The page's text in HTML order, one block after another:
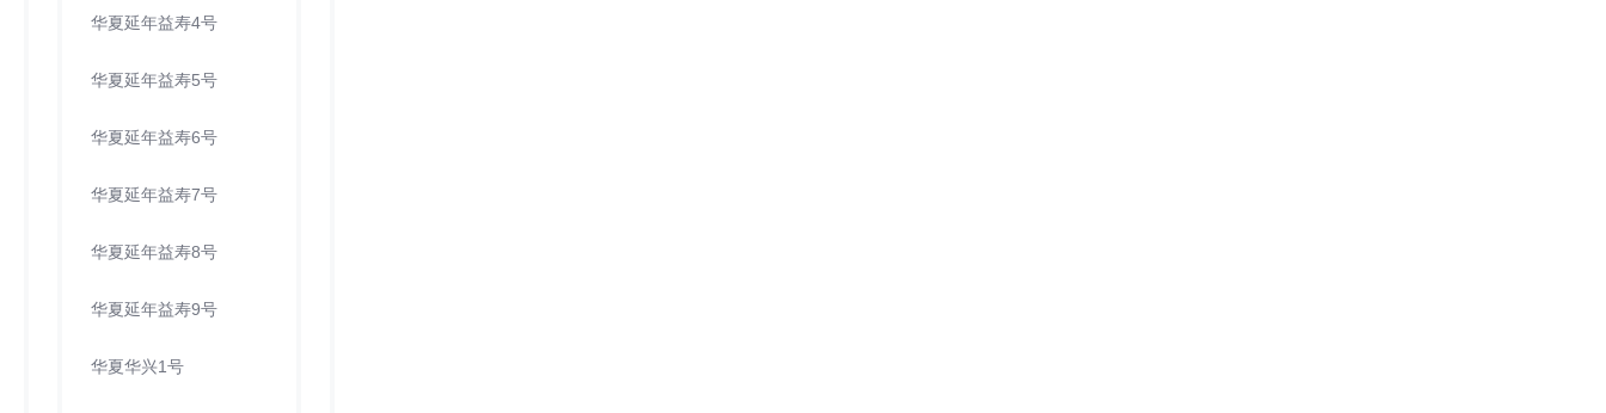
华夏延年益寿4号
华夏延年益寿5号
华夏延年益寿6号
华夏延年益寿7号
华夏延年益寿8号
华夏延年益寿9号
华夏华兴1号